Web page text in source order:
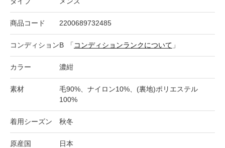
商品コード 2200689732485
コンディションB 「 コンディションランクについて 」
カラー 濃紺
素材
毛90%、ナイロン10%、(裏地)ポリエステル
100%
着用シーズン 秋冬
原産国 日本